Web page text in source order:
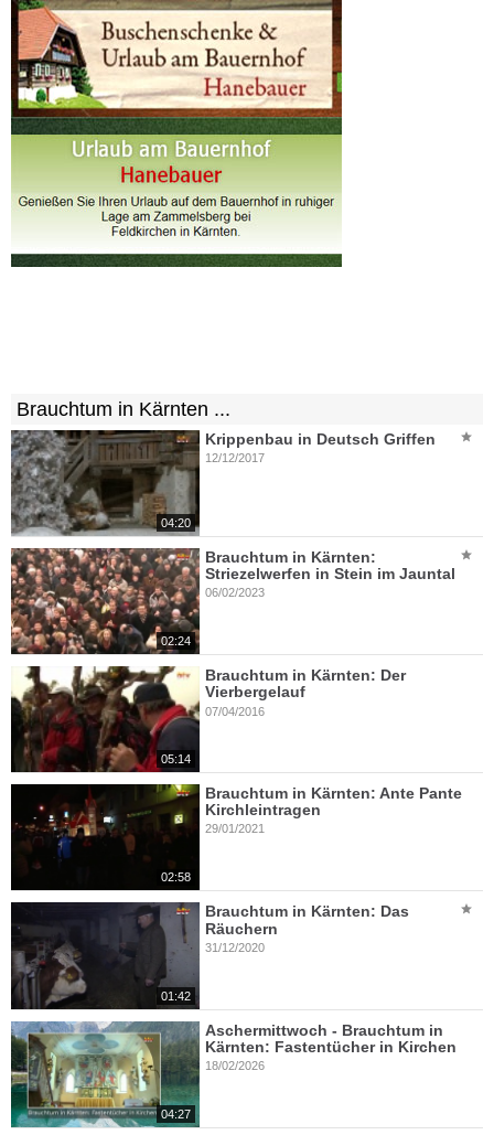
Brauchtum in Kärnten ...
04:20
Krippenbau in Deutsch Griffen
12/12/2017
02:24
Brauchtum in Kärnten:
Striezelwerfen in Stein im Jauntal
06/02/2023
05:14
Brauchtum in Kärnten: Der
Vierbergelauf
07/04/2016
02:58
Brauchtum in Kärnten: Ante Pante
Kirchleintragen
29/01/2021
01:42
Brauchtum in Kärnten: Das
Räuchern
31/12/2020
04:27
Aschermittwoch - Brauchtum in
Kärnten: Fastentücher in Kirchen
18/02/2026